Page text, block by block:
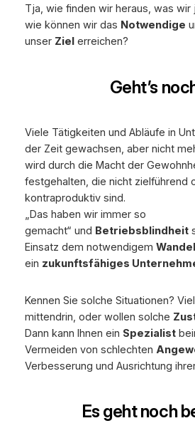
Tja, wie finden wir heraus, was wir
wie können wir das Notwendige
unser Ziel erreichen?
Geht’s
Viele Tätigkeiten und Abläufe in
der Zeit gewachsen, aber nicht
wird durch die Macht der
festgehalten, die nicht zielführend
kontraproduktiv sind.
„Das haben wir immer so
gemacht“ und Betriebsblindheit
Einsatz dem notwendigem Wandel
ein zukunftsfähiges
Kennen Sie solche Situationen?
mittendrin, oder wollen solche
Dann kann Ihnen ein Spezialist
Vermeiden von schlechten
Verbesserung und Ausrichtung
Es geht noch